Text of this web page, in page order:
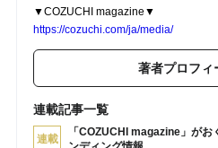
▼COZUCHI magazine▼
https://cozuchi.com/ja/media/
著者プロフィ
連載記事一覧
連載
「COZUCHI magazine」が